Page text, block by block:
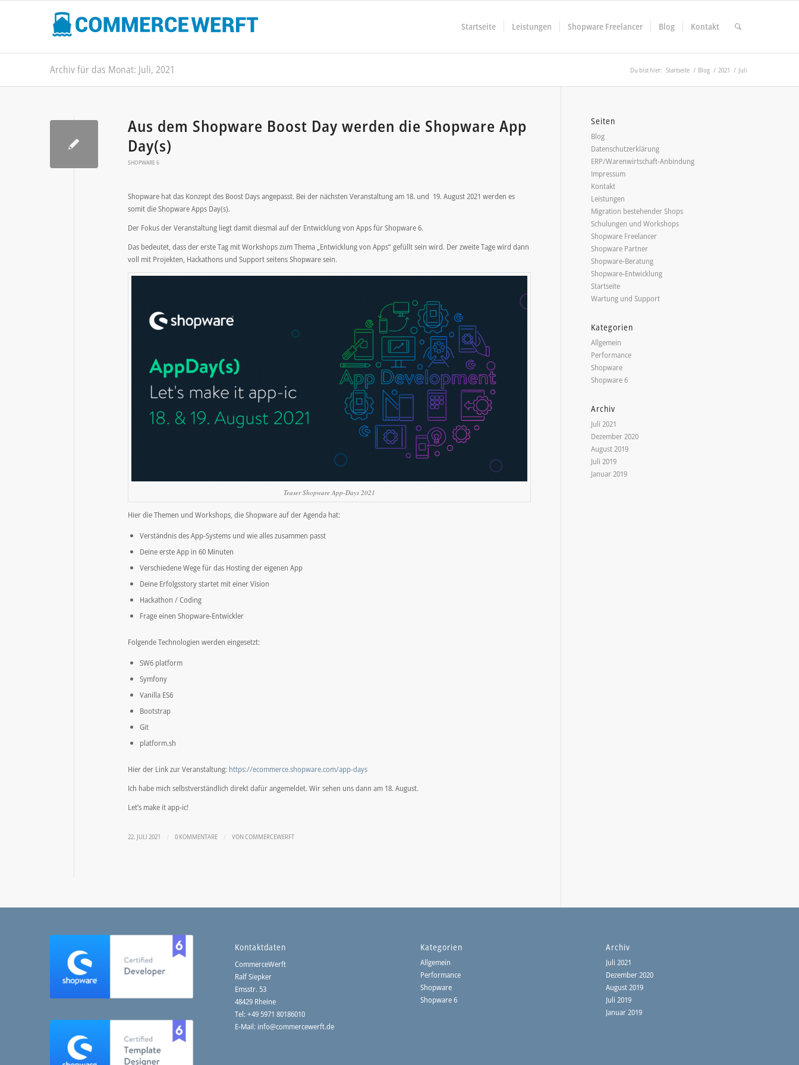
Startseite Leistungen Shopware Freelancer Blog Kontakt
Archiv für das Monat: Juli, 2021 Du bist hier: Startseite / Blog / 2021 / Juli
Aus dem Shopware Boost Day werden die Shopware App
Day(s)
SHOPWARE 6
Shopware hat das Konzept des Boost Days angepasst. Bei der nächsten Veranstaltung am 18. und 19. August 2021 werden es
somit die Shopware Apps Day(s).
Der Fokus der Veranstaltung liegt damit diesmal auf der Entwicklung von Apps für Shopware 6.
Das bedeutet, dass der erste Tag mit Workshops zum Thema „Entwicklung von Apps“ gefüllt sein wird. Der zweite Tage wird dann
voll mit Projekten, Hackathons und Support seitens Shopware sein.
Teaser Shopware App-Days 2021
Hier die Themen und Workshops, die Shopware auf der Agenda hat:
Verständnis des App-Systems und wie alles zusammen passt
Deine erste App in 60 Minuten
Verschiedene Wege für das Hosting der eigenen App
Deine Erfolgsstory startet mit einer Vision
Hackathon / Coding
Frage einen Shopware-Entwickler
Folgende Technologien werden eingesetzt:
SW6 platform
Symfony
Vanilla ES6
Bootstrap
Git
platform.sh
Hier der Link zur Veranstaltung: https://ecommerce.shopware.com/app-days
Ich habe mich selbstverständlich direkt dafür angemeldet. Wir sehen uns dann am 18. August.
Let’s make it app-ic!
22. JULI 2021 / 0 KOMMENTARE / VONCOMMERCEWERFT
Seiten
Blog
Datenschutzerklärung
ERP/Warenwirtschaft-Anbindung
Impressum
Kontakt
Leistungen
Migration bestehender Shops
Schulungen und Workshops
Shopware Freelancer
Shopware Partner
Shopware-Beratung
Shopware-Entwicklung
Startseite
Wartung und Support
Kategorien
Allgemein
Performance
Shopware
Shopware 6
Archiv
Juli 2021
Dezember 2020
August 2019
Juli 2019
Januar 2019
Kontaktdaten
CommerceWerft
Ralf Siepker
Emsstr. 53
48429 Rheine
Tel: +49 5971 80186010
E-Mail: info@commercewerft.de
Kategorien
Allgemein
Performance
Shopware
Shopware 6
Archiv
Juli 2021
Dezember 2020
August 2019
Juli 2019
Januar 2019